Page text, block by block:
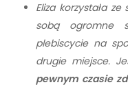
Eliza korzystała
sobą ogromne
plebiscycie na
drugie miejsce.
pewnym czasie